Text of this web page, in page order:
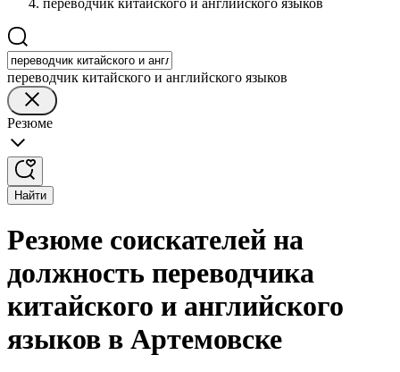
переводчик китайского и английского языков
переводчик китайского и английского языков
Резюме
Найти
Резюме соискателей на
должность переводчика
китайского и английского
языков в Артемовске